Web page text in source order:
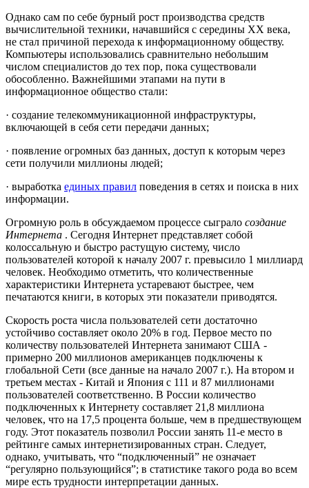
Однако сам по себе бурный рост производства средств
вычислительной техники, начавшийся с середины ХХ века,
не стал причиной перехода к информационному обществу.
Компьютеры использовались сравнительно небольшим
числом специалистов до тех пор, пока существовали
обособленно. Важнейшими этапами на пути в
информационное общество стали:
· создание телекоммуникационной инфраструктуры,
включающей в себя сети передачи данных;
· появление огромных баз данных, доступ к которым через
сети получили миллионы людей;
· выработка единых правил поведения в сетях и поиска в них
информации.
Огромную роль в обсуждаемом процессе сыграло создание
Интернета . Сегодня Интернет представляет собой
колоссальную и быстро растущую систему, число
пользователей которой к началу 2007 г. превысило 1 миллиард
человек. Необходимо отметить, что количественные
характеристики Интернета устаревают быстрее, чем
печатаются книги, в которых эти показатели приводятся.
Скорость роста числа пользователей сети достаточно
устойчиво составляет около 20% в год. Первое место по
количеству пользователей Интернета занимают США -
примерно 200 миллионов американцев подключены к
глобальной Сети (все данные на начало 2007 г.). На втором и
третьем местах - Китай и Япония с 111 и 87 миллионами
пользователей соответственно. В России количество
подключенных к Интернету составляет 21,8 миллиона
человек, что на 17,5 процента больше, чем в предшествующем
году. Этот показатель позволил России занять 11-е место в
рейтинге самых интернетизированных стран. Следует,
однако, учитывать, что “подключенный” не означает
“регулярно пользующийся”; в статистике такого рода во всем
мире есть трудности интерпретации данных.